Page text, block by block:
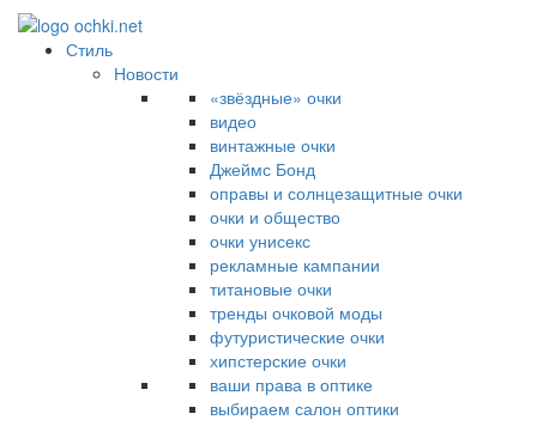
Стиль
Новости
«звёздные» очки
видео
винтажные очки
Джеймс Бонд
оправы и солнцезащитные очки
очки и общество
очки унисекс
рекламные кампании
титановые очки
тренды очковой моды
футуристические очки
хипстерские очки
ваши права в оптике
выбираем салон оптики